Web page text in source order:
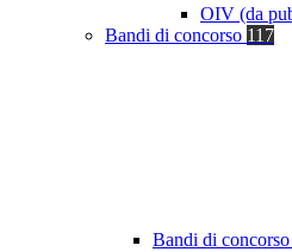
OIV (da
Bandi di concorso 117
Bandi di concorso